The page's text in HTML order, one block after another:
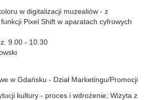
w digitalizacji muzealiów - z
Pixel Shift w aparatach cyfrowych
9.00 - 10.30
w Gdańsku - Dział Marketingu/Promocji
kultury - proces i wdrożenie; Wizyta z